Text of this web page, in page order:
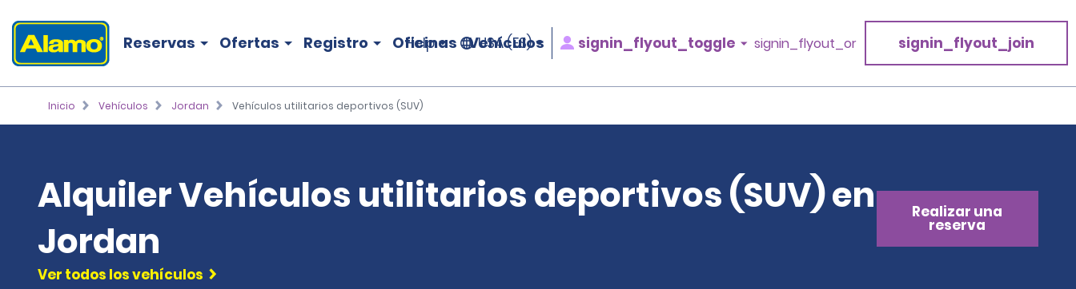
Reservas Ofertas Registro Oficinas Vehículos
Help USA (ES) signin_flyout_toggle signin_flyout_or signin_flyout_join
Inicio Vehículos Jordan Vehículos utilitarios deportivos (SUV)
Alquiler Vehículos utilitarios deportivos (SUV) en
Jordan
Realizar una
reserva
Ver todos los vehículos